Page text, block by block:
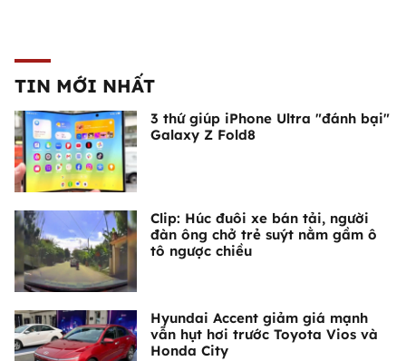
TIN MỚI NHẤT
3 thứ giúp iPhone Ultra "đánh bại"
Galaxy Z Fold8
Clip: Húc đuôi xe bán tải, người
đàn ông chở trẻ suýt nằm gầm ô
tô ngược chiều
Hyundai Accent giảm giá mạnh
vẫn hụt hơi trước Toyota Vios và
Honda City